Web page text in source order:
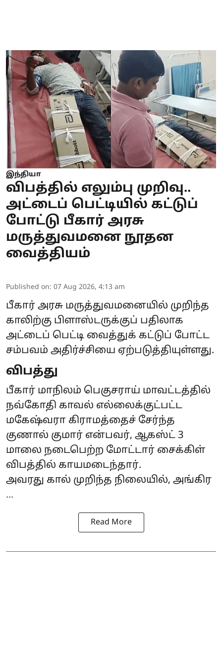
இந்தியா
விபத்தில் எலும்பு முறிவு..
அட்டைப் பெட்டியில் கட்டுப்
போட்டு பீகார் அரசு
மருத்துவமனை நூதன
வைத்தியம்
Published on: 07 Aug 2026, 4:13 am
பீகார் அரசு மருத்துவமனையில் முறிந்த
காலிற்கு பிளாஸ்டருக்குப் பதிலாக
அட்டைப் பெட்டி வைத்துக் கட்டுப் போட்ட
சம்பவம் அதிர்ச்சியை ஏற்படுத்தியுள்ளது.
விபத்து
பீகார் மாநிலம் பெகுசராய் மாவட்டத்தில்
நவ்கோதி காவல் எல்லைக்குட்பட்ட
மகேஷ்வரா கிராமத்தைச் சேர்ந்த
குணால் குமார் என்பவர், ஆகஸ்ட் 3
மாலை நடைபெற்ற மோட்டார் சைக்கிள்
விபத்தில் காயமடைந்தார்.
அவரது கால் முறிந்த நிலையில், அங்கிர
...
Read More